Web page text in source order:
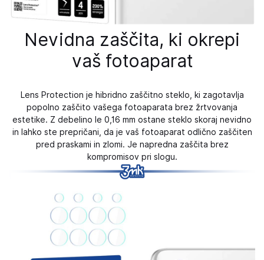
Nevidna zaščita, ki okrepi
vaš fotoaparat
Lens Protection je hibridno zaščitno steklo, ki zagotavlja
popolno zaščito vašega fotoaparata brez žrtvovanja
estetike. Z debelino le 0,16 mm ostane steklo skoraj nevidno
in lahko ste prepričani, da je vaš fotoaparat odlično zaščiten
pred praskami in zlomi. Je napredna zaščita brez
kompromisov pri slogu.